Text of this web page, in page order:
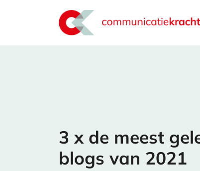
3 x de meest
blogs van 2021